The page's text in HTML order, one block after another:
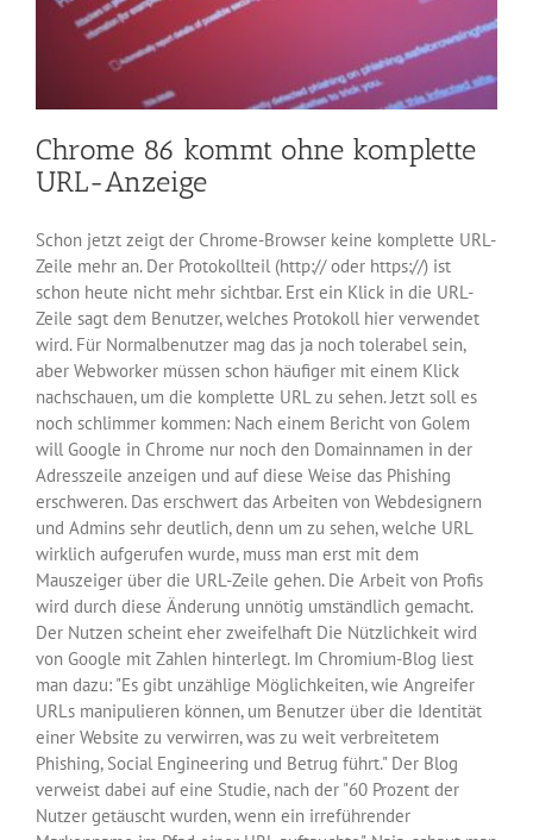
Chrome 86 kommt ohne komplette
URL-Anzeige
Schon jetzt zeigt der Chrome-Browser keine komplette URL-
Zeile mehr an. Der Protokollteil (http:// oder https://) ist
schon heute nicht mehr sichtbar. Erst ein Klick in die URL-
Zeile sagt dem Benutzer, welches Protokoll hier verwendet
wird. Für Normalbenutzer mag das ja noch tolerabel sein,
aber Webworker müssen schon häufiger mit einem Klick
nachschauen, um die komplette URL zu sehen. Jetzt soll es
noch schlimmer kommen: Nach einem Bericht von Golem
will Google in Chrome nur noch den Domainnamen in der
Adresszeile anzeigen und auf diese Weise das Phishing
erschweren. Das erschwert das Arbeiten von Webdesignern
und Admins sehr deutlich, denn um zu sehen, welche URL
wirklich aufgerufen wurde, muss man erst mit dem
Mauszeiger über die URL-Zeile gehen. Die Arbeit von Profis
wird durch diese Änderung unnötig umständlich gemacht.
Der Nutzen scheint eher zweifelhaft Die Nützlichkeit wird
von Google mit Zahlen hinterlegt. Im Chromium-Blog liest
man dazu: "Es gibt unzählige Möglichkeiten, wie Angreifer
URLs manipulieren können, um Benutzer über die Identität
einer Website zu verwirren, was zu weit verbreitetem
Phishing, Social Engineering und Betrug führt." Der Blog
verweist dabei auf eine Studie, nach der "60 Prozent der
Nutzer getäuscht wurden, wenn ein irreführender